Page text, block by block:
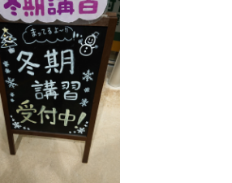
ワンプッシュをお願いします。